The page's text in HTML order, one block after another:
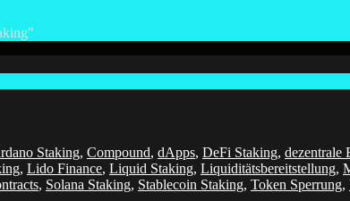
Staking, Compound, dApps, DeFi Staking, dezentrale
, Lido Finance, Liquid Staking, Liquiditätsbereitstellung,
, Solana Staking, Stablecoin Staking, Token Sperrung,